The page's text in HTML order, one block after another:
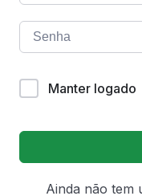
Manter logado
Ainda não tem